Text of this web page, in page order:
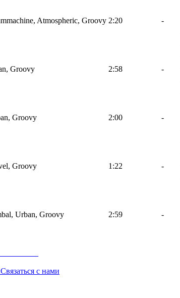
Atmospheric, Groovy 2:20 -
Groovy 2:58 -
Groovy 2:00 -
Groovy 1:22 -
Urban, Groovy 2:59 -
Связаться с нами